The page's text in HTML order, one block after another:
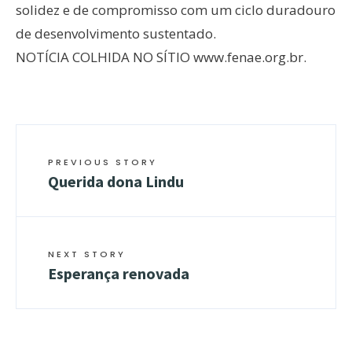
solidez e de compromisso com um ciclo duradouro
de desenvolvimento sustentado.
NOTÍCIA COLHIDA NO SÍTIO www.fenae.org.br.
PREVIOUS STORY
Querida dona Lindu
NEXT STORY
Esperança renovada